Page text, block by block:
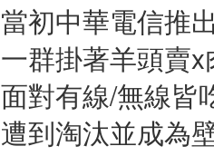
當初中華電信推
一群掛著羊頭賣
面對有線/無線皆
遭到淘汰並成為